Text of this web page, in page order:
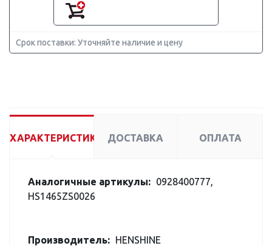
Срок поставки: Уточняйте наличие и цену
ХАРАКТЕРИСТИКИ ДОСТАВКА ОПЛАТА
Аналогичные артикулы: 0928400777,
HS1465ZS0026
Производитель: HENSHINE